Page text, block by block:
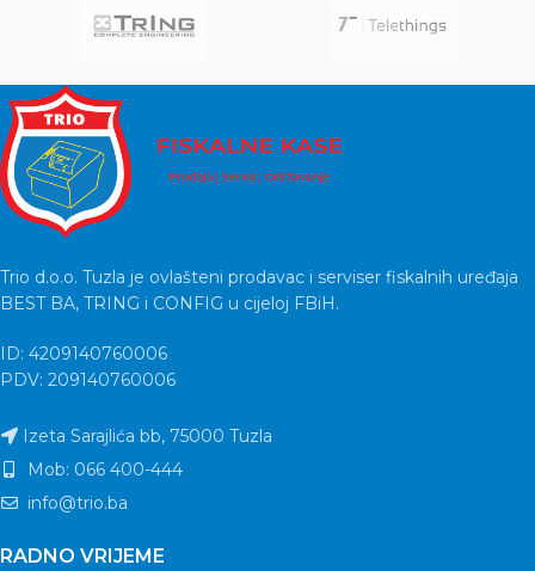
Trio d.o.o. Tuzla je ovlašteni prodavac i serviser fiskalnih uređaja
BEST BA, TRING i CONFIG u cijeloj FBiH.
ID: 4209140760006
PDV: 209140760006
Izeta Sarajlića bb, 75000 Tuzla
Mob: 066 400-444
info@trio.ba
RADNO VRIJEME